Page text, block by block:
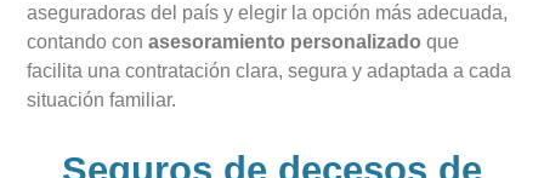
aseguradoras del país y elegir la opción más adecuada,
contando con asesoramiento personalizado que
facilita una contratación clara, segura y adaptada a cada
situación familiar.